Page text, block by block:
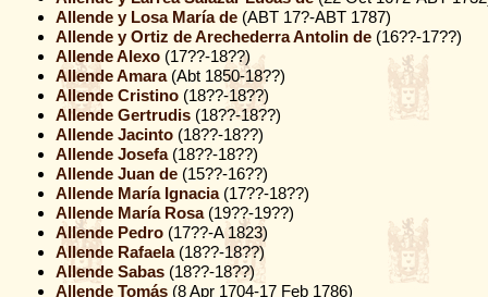
Allende y Losa María de (ABT 17?-ABT 1787)
Allende y Ortiz de Arechederra Antolin de (16??-17??)
Allende Alexo (17??-18??)
Allende Amara(Abt 1850-18??)
Allende Cristino (18??-18??)
Allende Gertrudis (18??-18??)
Allende Jacinto (18??-18??)
Allende Josefa(18??-18??)
Allende Juan de (15??-16??)
Allende María Ignacia(17??-18??)
Allende María Rosa(19??-19??)
Allende Pedro (17??-A 1823)
Allende Rafaela(18??-18??)
Allende Sabas (18??-18??)
Allende Tomás (8 Apr 1704-17 Feb 1786)